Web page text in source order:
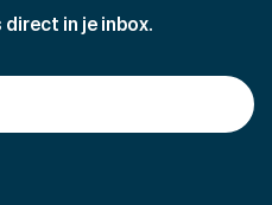
in je inbox.